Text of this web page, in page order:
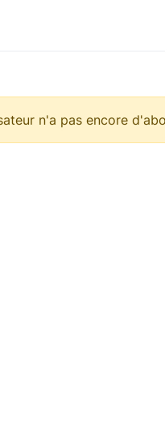
n'a pas encore